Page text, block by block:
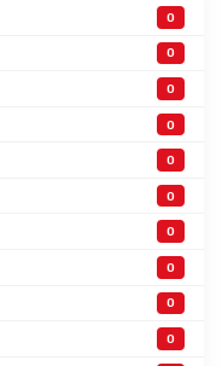
0
0
0
0
0
0
0
0
0
0